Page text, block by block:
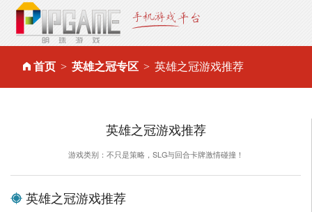
首页 英雄之冠专区 英雄之冠游戏推荐
英雄之冠游戏推荐
游戏类别：不只是策略，SLG与回合卡牌激情碰撞！
英雄之冠游戏推荐